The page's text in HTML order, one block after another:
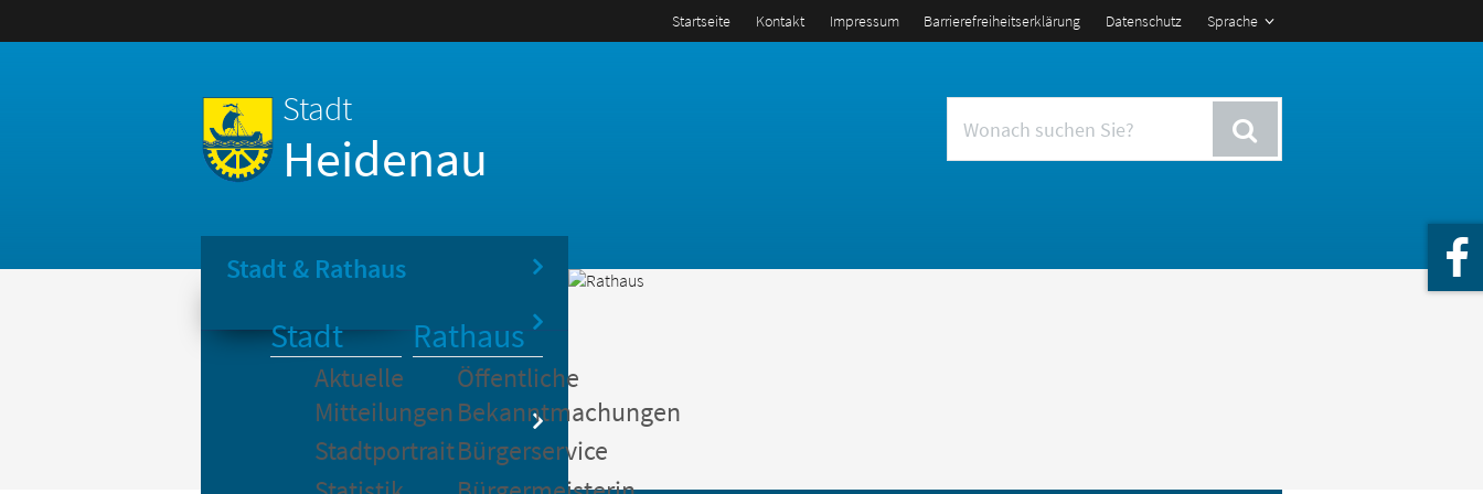
Sprache
Startseite Kontakt Impressum Barrierefreiheitserklärung Datenschutz
Stadt
Heidenau
Stadt & Rathaus
Stadt
Aktuelle
Mitteilungen
Stadtportrait
Rathaus
Öffentliche
Bekanntmachungen
Bürgerservice